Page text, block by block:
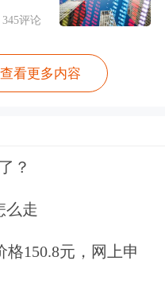
”的发展态势。
运行
全面下调2026年
球主要铜矿企业
陷入下滑，且后
内超预期去库所
345评论
看更多内容
？
么走
150.8元，网上申